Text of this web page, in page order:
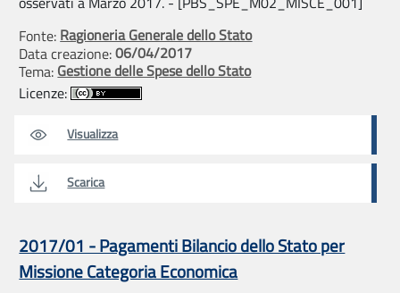
Fonte: Ragioneria Generale dello Stato
Data creazione:06/04/2017
Tema: Gestione delle Spese dello Stato
Licenze:
Visualizza
Scarica
2017/01 - Pagamenti Bilancio dello Stato per
Missione Categoria Economica